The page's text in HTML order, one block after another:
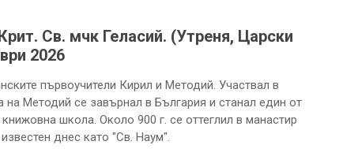
Св. мчк Геласий. (Утреня, Царски
2026
първоучители Кирил и Методий. Участвал в
Методий се завърнал в България и станал един от
школа. Около 900 г. се оттеглил в манастир
днес като "Св. Наум".